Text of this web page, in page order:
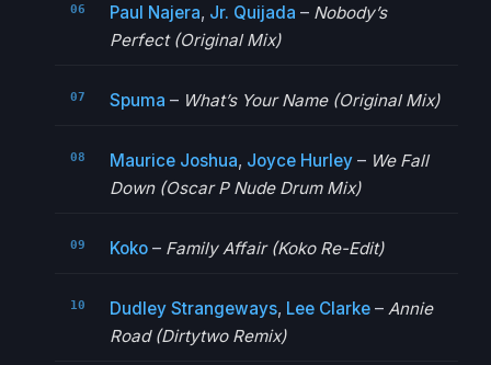
Paul Najera, Jr. Quijada – Nobody’s
Perfect (Original Mix)
Spuma – What’s Your Name (Original Mix)
Maurice Joshua, Joyce Hurley– We Fall
Down (Oscar P Nude Drum Mix)
Koko– Family Affair (Koko Re-Edit)
Dudley Strangeways, Lee Clarke– Annie
Road (Dirtytwo Remix)